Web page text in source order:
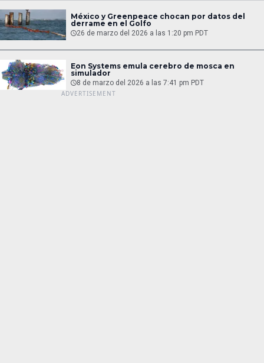
México y Greenpeace chocan por datos del
derrame en el Golfo
26 de marzo del 2026 a las 1:20 pm PDT
Eon Systems emula cerebro de mosca en
simulador
8 de marzo del 2026 a las 7:41 pm PDT